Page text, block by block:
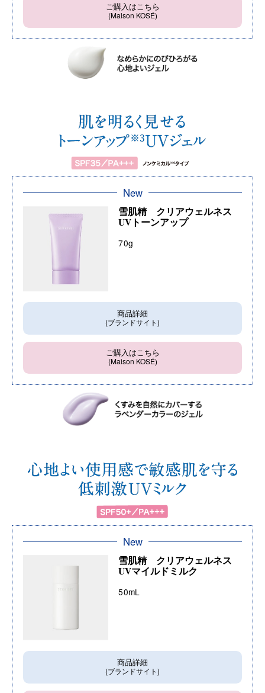
ご購入はこちら
(Maison KOSÉ)
New
雪肌精 クリアウェルネス
UVトーンアップ
70g
商品詳細
(ブランドサイト)
ご購入はこちら
(Maison KOSÉ)
New
雪肌精 クリアウェルネス
UVマイルドミルク
50mL
商品詳細
(ブランドサイト)